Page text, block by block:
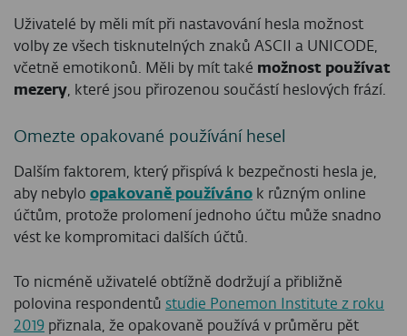
Uživatelé by měli mít při nastavování hesla možnost
volby ze všech tisknutelných znaků ASCII a UNICODE,
včetně emotikonů. Měli by mít také možnost používat
mezery , které jsou přirozenou součástí heslových frází.
Omezte opakované používání hesel
Dalším faktorem, který přispívá k bezpečnosti hesla je,
aby nebylo opakovaně používáno k různým online
účtům, protože prolomení jednoho účtu může snadno
vést ke kompromitaci dalších účtů.
To nicméně uživatelé obtížně dodržují a přibližně
polovina respondentů studie Ponemon Institute z roku
2019 přiznala, že opakovaně používá v průměru pět